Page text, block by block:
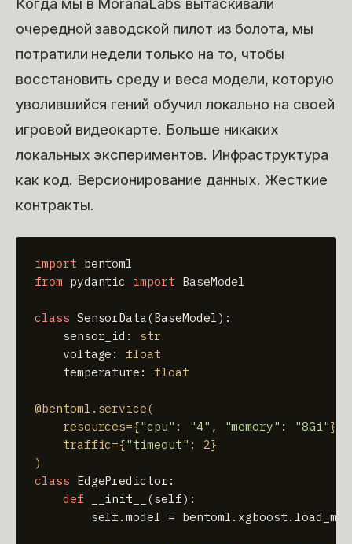
очередной заводской пилот из болота, мы
потратили недели только на то, чтобы
восстановить среду и веса модели, которую
уволившийся гений обучил локально на своей
игровой видеокарте. Больше никаких
локальных экспериментов. Инфраструктура
как код. Версионирование данных. Жесткие
контракты.
import
from pydantic import BaseModel
class SensorData(BaseModel ):
    sensor_id:
str
    voltage:
float
    temperature:
float
@bentoml.service(
    resources={
"cpu" : "4" , "memory" : "8Gi"},
    traffic={
"timeout" : 2
)
class EdgePredictor :
def
__init__ (self):
self .model =